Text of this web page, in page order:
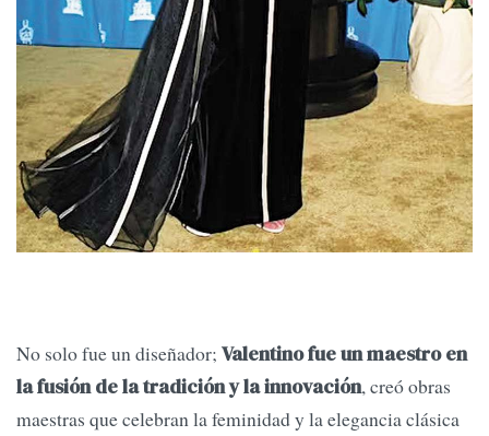
No solo fue un diseñador; Valentino fue un maestro en
la fusión de la tradición y la innovación, creó obras
maestras que celebran la feminidad y la elegancia clásica